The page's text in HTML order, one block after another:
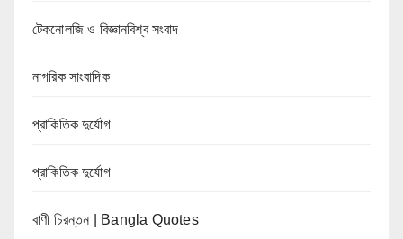
টেকনোলজি ও বিজ্ঞানবিশ্ব সংবাদ
নাগরিক সাংবাদিক
প্রাকিতিক দুর্যোগ
প্রাকিতিক দুর্যোগ
বাণী চিরন্তন | Bangla Quotes